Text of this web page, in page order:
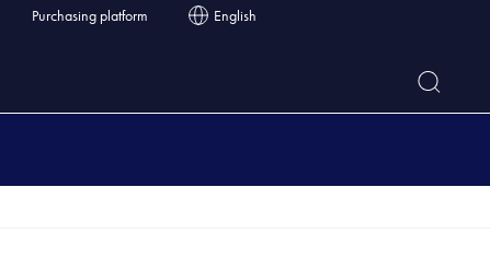
Purchasing platform English